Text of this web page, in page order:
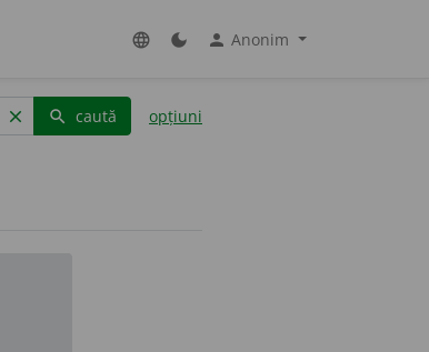
language dark_mode person Anonim
clear search caută opțiuni